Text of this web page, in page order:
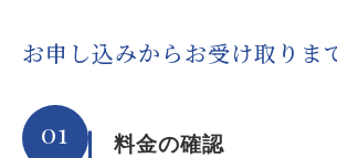
お申し込みからお受け取りま
01 料金の確認